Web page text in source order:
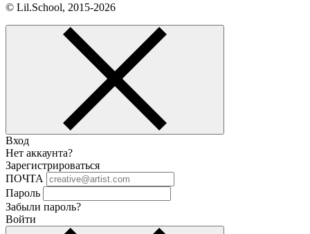
© Lil.School, 2015‐2026
Вход
Нет аккаунта?
Зарегистрироваться
ПОЧТА
Пароль
Забыли пароль?
Войти